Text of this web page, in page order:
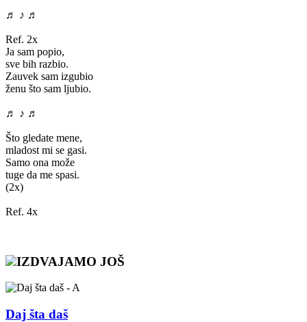
♬ ♪ ♬
Ref. 2x
Ja sam popio,
sve bih razbio.
Zauvek sam izgubio
ženu što sam ljubio.
♬ ♪ ♬
Što gledate mene,
mladost mi se gasi.
Samo ona može
tuge da me spasi.
(2x)
Ref. 4x
IZDVAJAMO JOŠ
Daj šta daš